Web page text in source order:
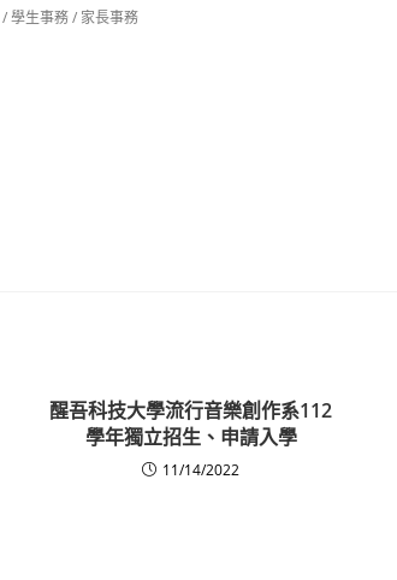
/學生事務/ 家長事務
醒吾科技大學流行音樂創作系112
學年獨立招生、申請入學
11/14/2022